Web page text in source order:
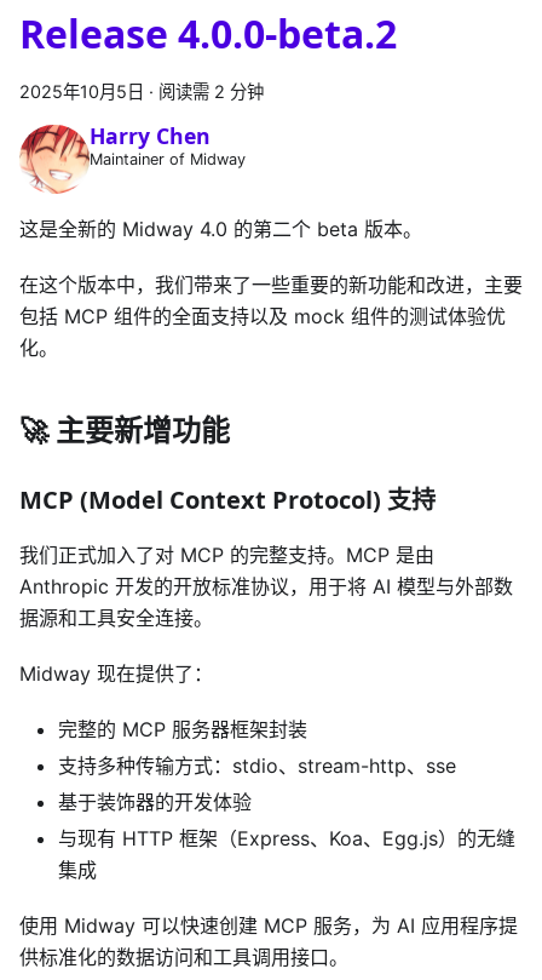
Release 4.0.0-beta.2
2025年10月5日 · 阅读需 2 分钟
Harry Chen
Maintainer of Midway
这是全新的 Midway 4.0 的第二个 beta 版本。
在这个版本中，我们带来了一些重要的新功能和改进，主要
包括 MCP 组件的全面支持以及 mock 组件的测试体验优
化。
🚀 主要新增功能
MCP (Model Context Protocol) 支持
我们正式加入了对 MCP 的完整支持。MCP 是由
Anthropic 开发的开放标准协议，用于将 AI 模型与外部数
据源和工具安全连接。
Midway 现在提供了：
完整的 MCP 服务器框架封装
支持多种传输方式：stdio、stream-http、sse
基于装饰器的开发体验
与现有 HTTP 框架（Express、Koa、Egg.js）的无缝
集成
使用 Midway 可以快速创建 MCP 服务，为 AI 应用程序提
供标准化的数据访问和工具调用接口。